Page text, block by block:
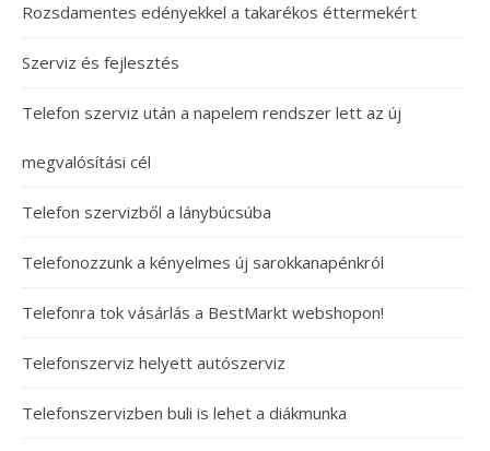
Rozsdamentes edényekkel a takarékos éttermekért
Szerviz és fejlesztés
Telefon szerviz után a napelem rendszer lett az új
megvalósítási cél
Telefon szervizből a lánybúcsúba
Telefonozzunk a kényelmes új sarokkanapénkról
Telefonra tok vásárlás a BestMarkt webshopon!
Telefonszerviz helyett autószerviz
Telefonszervizben buli is lehet a diákmunka